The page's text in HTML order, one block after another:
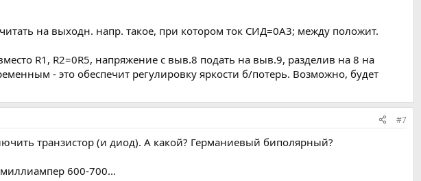
на выходн. напр. такое, при котором ток СИД=0А3; между положит.
R1, R2=0R5, напряжение с выв.8 подать на выв.9, разделив на 8 на
- это обеспечит регулировку яркости б/потерь. Возможно, будет
#7
транзистор (и диод). А какой? Германиевый биполярный?
миллиампер 600-700...